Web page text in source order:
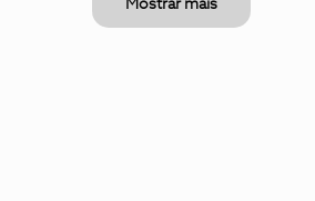
Mostrar mais